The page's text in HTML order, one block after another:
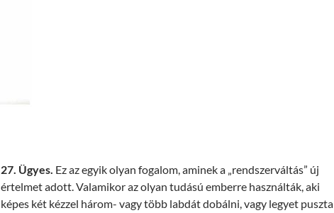
27. Ügyes. Ez az egyik olyan fogalom, aminek a „rendszerváltás” új
értelmet adott. Valamikor az olyan tudású emberre használták, aki
képes két kézzel három- vagy több labdát dobálni, vagy legyet puszta